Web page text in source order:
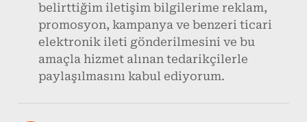
belirttiğim iletişim bilgilerime reklam,
promosyon, kampanya ve benzeri ticari
elektronik ileti gönderilmesini ve bu
amaçla hizmet alınan tedarikçilerle
paylaşılmasını kabul ediyorum.